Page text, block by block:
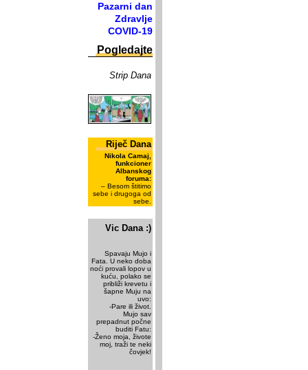
Pazarni dan
Zdravlje
COVID-19
Pogledajte
Strip Dana
Riječ Dana
Nikola Camaj,
funkcioner
Albanskog
foruma:
– Besom štitimo
sebe i drugoga od
sebe.
Vic Dana :)
Spavaju Mujo i
Fata. U neko doba
noći provali lopov u
kuću, polako se
približi krevetu i
šapne Muju na
uvo:
-Pare ili život.
Mujo sav
prepadnut počne
buditi Fatu:
-Ženo moja, živote
moj, traži te neki
čovjek!